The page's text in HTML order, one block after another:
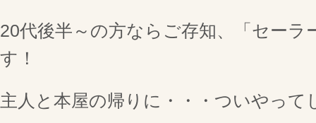
20代後半～の方ならご存知、「セーラ
す！
主人と本屋の帰りに・・・ついやって